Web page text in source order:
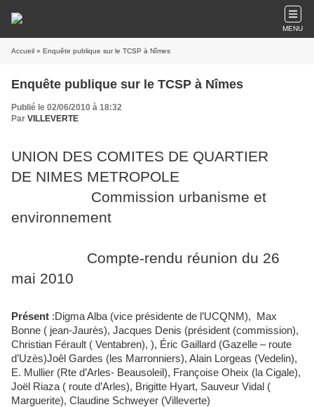
MENU
Accueil » Enquête publique sur le TCSP à Nîmes
Enquête publique sur le TCSP à Nîmes
Publié le 02/06/2010 à 18:32
Par VILLEVERTE
UNION DES COMITES DE QUARTIER
DE NIMES METROPOLE
Commission urbanisme et
environnement
Compte-rendu réunion du 26
mai 2010
Présent :Digma Alba (vice présidente de l’UCQNM),
Max
Bonne ( jean-Jaurès), Jacques Denis (président (commission),
Christian Férault ( Ventabren), ), Éric Gaillard (Gazelle – route
d’Uzès)Joêl Gardes (les Marronniers), Alain Lorgeas (Vedelin),
E. Mullier (Rte d’Arles- Beausoleil), Françoise Oheix (la Cigale),
Joël Riaza ( route d’Arles), Brigitte Hyart, Sauveur Vidal (
Marguerite), Claudine Schweyer (Villeverte)